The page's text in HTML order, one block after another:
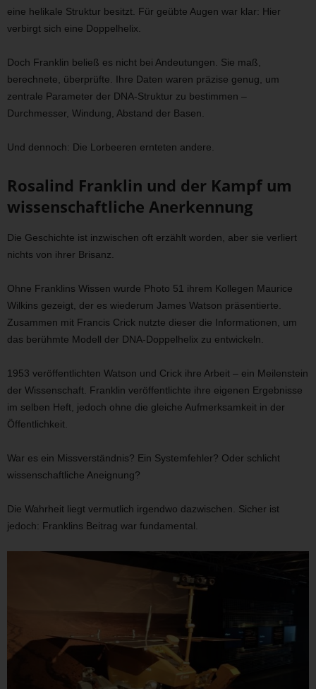
eine helikale Struktur besitzt. Für geübte Augen war klar: Hier
verbirgt sich eine Doppelhelix.
Doch Franklin beließ es nicht bei Andeutungen. Sie maß,
berechnete, überprüfte. Ihre Daten waren präzise genug, um
zentrale Parameter der DNA-Struktur zu bestimmen –
Durchmesser, Windung, Abstand der Basen.
Und dennoch: Die Lorbeeren ernteten andere.
Rosalind Franklin und der Kampf um
wissenschaftliche Anerkennung
Die Geschichte ist inzwischen oft erzählt worden, aber sie verliert
nichts von ihrer Brisanz.
Ohne Franklins Wissen wurde Photo 51 ihrem Kollegen Maurice
Wilkins gezeigt, der es wiederum James Watson präsentierte.
Zusammen mit Francis Crick nutzte dieser die Informationen, um
das berühmte Modell der DNA-Doppelhelix zu entwickeln.
1953 veröffentlichten Watson und Crick ihre Arbeit – ein Meilenstein
der Wissenschaft. Franklin veröffentlichte ihre eigenen Ergebnisse
im selben Heft, jedoch ohne die gleiche Aufmerksamkeit in der
Öffentlichkeit.
War es ein Missverständnis? Ein Systemfehler? Oder schlicht
wissenschaftliche Aneignung?
Die Wahrheit liegt vermutlich irgendwo dazwischen. Sicher ist
jedoch: Franklins Beitrag war fundamental.